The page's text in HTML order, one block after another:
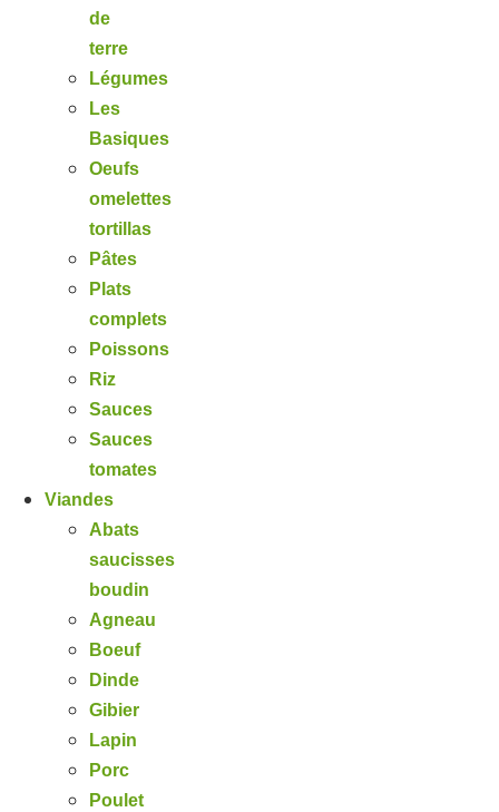
de
terre
Légumes
Les
Basiques
Oeufs
omelettes
tortillas
Pâtes
Plats
complets
Poissons
Riz
Sauces
Sauces
tomates
Viandes
Abats
saucisses
boudin
Agneau
Boeuf
Dinde
Gibier
Lapin
Porc
Poulet